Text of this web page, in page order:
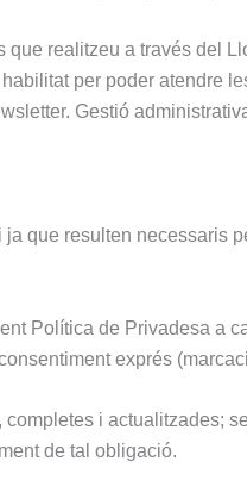
que realitzeu a través del
per poder atendre
Gestió
que resulten necessaris
Política de Privadesa a
exprés
i actualitzades;
de tal obligació.